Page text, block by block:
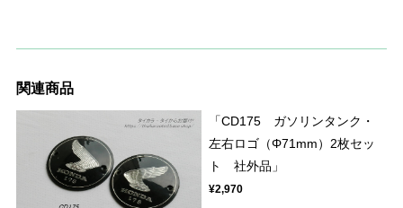
関連商品
「CD175 ガソリンタンク・
左右ロゴ（Φ71mm）2枚セッ
ト 社外品」
¥2,970